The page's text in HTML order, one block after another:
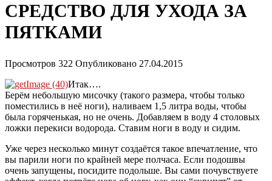
СРЕДСТВО ДЛЯ УХОДА ЗА
ПЯТКАМИ
Просмотров 322 Опубликовано 27.04.2015
Итак….
Берём небольшую мисочку (такого размера, чтобы только
поместились в неё ноги), наливаем 1,5 литра воды, чтобы
была горяченькая, но не очень. Добавляем в воду 4 столовых
ложки перекиси водорода. Ставим ноги в воду и сидим.
Уже через несколько минут создаётся такое впечатление, что
вы парили ноги по крайней мере полчаса. Если подошвы
очень запущены, посидите подольше. Вы сами почувствуете